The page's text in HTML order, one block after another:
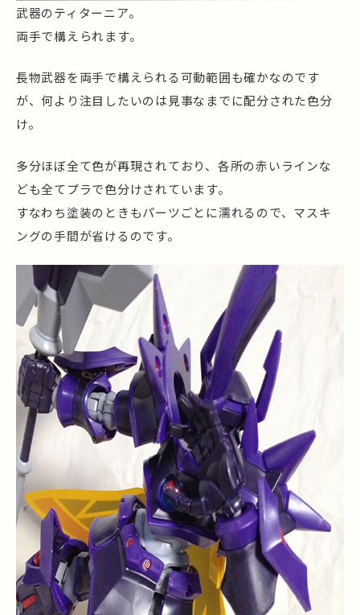
武器のティターニア。
両手で構えられます。
長物武器を両手で構えられる可動範囲も確かなのです
が、何より注目したいのは見事なまでに配分された色分
け。
多分ほぼ全て色が再現されており、各所の赤いラインな
ども全てプラで色分けされています。
すなわち塗装のときもパーツごとに濡れるので、マスキ
ングの手間が省けるのです。